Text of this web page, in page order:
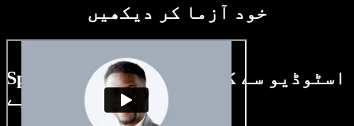
خود آزما کر دیکھیں
Speechify اسٹوڈیو سے کیا کچھ کر سکتے
ہیں، دیکھیے